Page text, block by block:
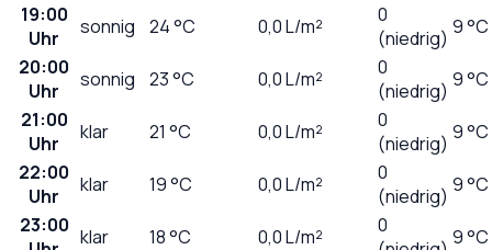
19:00
Uhr
sonnig 24°C 0,0L/m²
0
(niedrig) 9 °C
20:00
Uhr
sonnig 23°C 0,0L/m²
0
(niedrig) 9 °C
21:00
Uhr
klar 21 °C 0,0L/m²
0
(niedrig) 9 °C
22:00
Uhr
klar 19°C 0,0L/m²
0
(niedrig) 9 °C
23:00 klar 18°C 0,0L/m²
0
9 °C